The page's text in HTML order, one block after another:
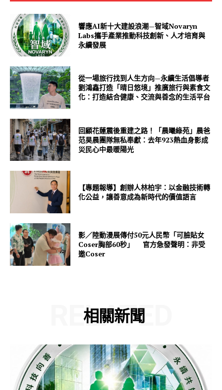
響應AI新十大建設浪潮—智域Novaryn
Labs攜手產業推動科技創新、人才培育與
永續發展
從一場旅行找到人生方向—永續生活倡導者
劉鴻鑫打造「晴日悠境」推廣旅行與素食文
化：打造結合健康、交流與善念的生活平台
回顧花蓮震後重建之路！「晨曦綠苑」晨爸
范昊晨團隊無私奉獻：去年923熱血身影成
災民心中最暖陽光
【專題報導】創辦人林柏宇：以金融技術轉
化公益，讓善意成為新時代的價值語言
影／陸動漫展傳付50元人民幣「可臉貼女
Coser胸部60秒」 官方急發聲明：非受
邀Coser
相關新聞
RELATED